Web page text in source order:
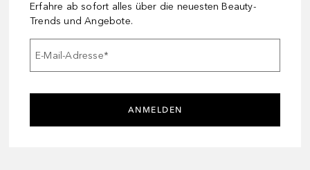
Erfahre ab sofort alles über die neuesten Beauty-
Trends und Angebote.
E-Mail-Adresse*
ANMELDEN